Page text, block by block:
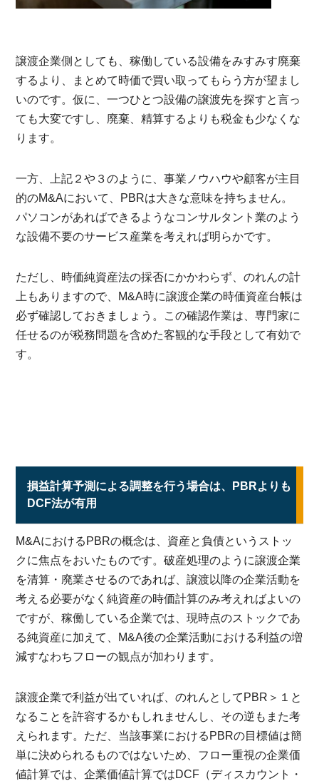
譲渡企業側としても、稼働している設備をみすみす廃棄
するより、まとめて時価で買い取ってもらう方が望まし
いのです。仮に、一つひとつ設備の譲渡先を探すと言っ
ても大変ですし、廃棄、精算するよりも税金も少なくな
ります。
一方、上記２や３のように、事業ノウハウや顧客が主目
的のM&Aにおいて、PBRは大きな意味を持ちません。
パソコンがあればできるようなコンサルタント業のよう
な設備不要のサービス産業を考えれば明らかです。
ただし、時価純資産法の採否にかかわらず、のれんの計
上もありますので、M&A時に譲渡企業の時価資産台帳は
必ず確認しておきましょう。この確認作業は、専門家に
任せるのが税務問題を含めた客観的な手段として有効で
す。
損益計算予測による調整を行う場合は、PBRよりも
DCF法が有用
M&AにおけるPBRの概念は、資産と負債というストッ
クに焦点をおいたものです。破産処理のように譲渡企業
を清算・廃業させるのであれば、譲渡以降の企業活動を
考える必要がなく純資産の時価計算のみ考えればよいの
ですが、稼働している企業では、現時点のストックであ
る純資産に加えて、M&A後の企業活動における利益の増
減すなわちフローの観点が加わります。
譲渡企業で利益が出ていれば、のれんとしてPBR＞１と
なることを許容するかもしれませんし、その逆もまた考
えられます。ただ、当該事業におけるPBRの目標値は簡
単に決められるものではないため、フロー重視の企業価
値計算では、企業価値計算ではDCF（ディスカウント・